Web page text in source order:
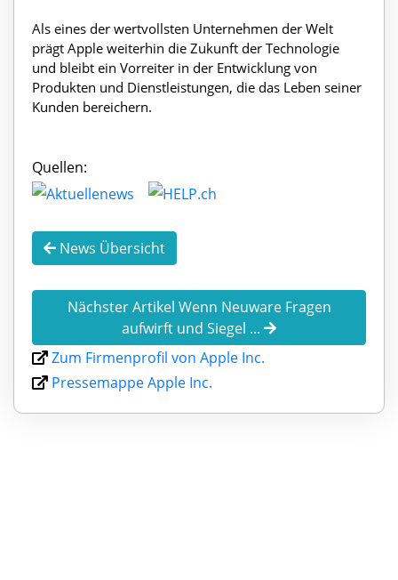
Als eines der wertvollsten Unternehmen der Welt
prägt Apple weiterhin die Zukunft der Technologie
und bleibt ein Vorreiter in der Entwicklung von
Produkten und Dienstleistungen, die das Leben seiner
Kunden bereichern.
Quellen:
News Übersicht
Nächster Artikel Wenn Neuware Fragen
aufwirft und Siegel ...
Zum Firmenprofil von Apple Inc.
Pressemappe Apple Inc.